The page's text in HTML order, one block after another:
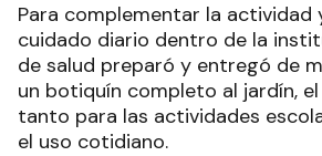
Para complementar la actividad
cuidado diario dentro de la
de salud preparó y entregó de
un botiquín completo al jardín,
tanto para las actividades
el uso cotidiano.